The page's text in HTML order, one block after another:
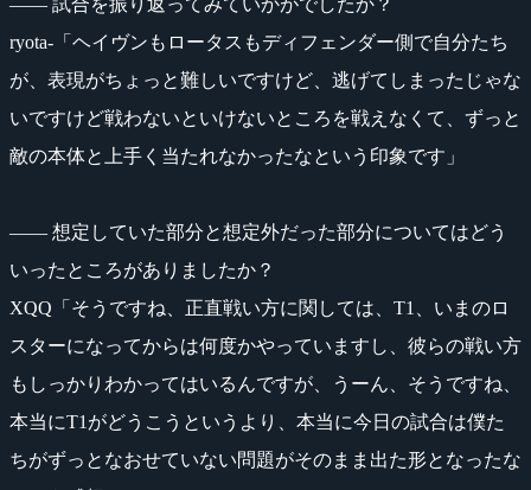
ryota-「ヘイヴンもロータスもディフェンダー側で自分たち
が、表現がちょっと難しいですけど、逃げてしまったじゃな
いですけど戦わないといけないところを戦えなくて、ずっと
敵の本体と上手く当たれなかったなという印象です」
―― 想定していた部分と想定外だった部分についてはどう
いったところがありましたか？
XQQ「そうですね、正直戦い方に関しては、T1、いまのロ
スターになってからは何度かやっていますし、彼らの戦い方
もしっかりわかってはいるんですが、うーん、そうですね、
本当にT1がどうこうというより、本当に今日の試合は僕た
ちがずっとなおせていない問題がそのまま出た形となったな